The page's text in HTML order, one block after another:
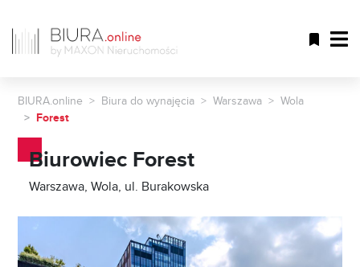
BIURA.online Biura do wynajęcia Warszawa
Wola
Forest
Biurowiec Forest
Warszawa, Wola, ul. Burakowska